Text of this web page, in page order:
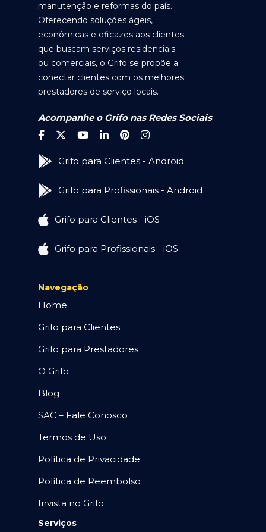
manutenção e reformas do país.
Oferecendo soluções ágeis,
econômicas e eficazes aos clientes
que buscam serviços residenciais
ou comerciais, o Grifo se propõe a
conectar clientes com os melhores
prestadores de serviço locais.
Acompanhe o Grifo nas Redes Sociais
Grifo para Clientes - Android
Grifo para Profissionais - Android
Grifo para Clientes - iOS
Grifo para Profissionais - iOS
Navegação
Home
Grifo para Clientes
Grifo para Prestadores
O Grifo
Blog
SAC – Fale Conosco
Termos de Uso
Política de Privacidade
Política de Reembolso
Invista no Grifo
Serviços